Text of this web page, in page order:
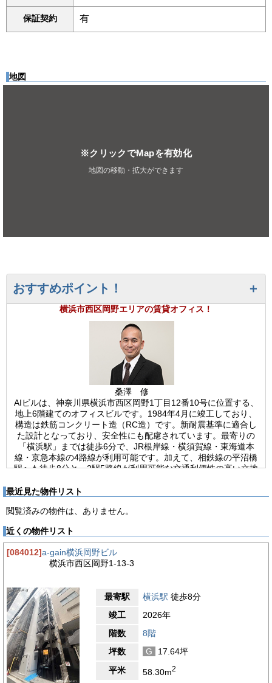
保証契約 有
地図
※クリックでMapを有効化
地図の移動・拡大ができます
おすすめポイント！
横浜市西区岡野エリアの賃貸オフィス！
桑澤 修
AIビルは、神奈川県横浜市西区岡野1丁目12番10号に位置する、
地上6階建てのオフィスビルです。1984年4月に竣工しており、
構造は鉄筋コンクリート造（RC造）です。新耐震基準に適合し
た設計となっており、安全性にも配慮されています。最寄りの
「横浜駅」までは徒歩6分で、JR根岸線・横須賀線・東海道本
線・京急本線の4路線が利用可能です。加えて、相鉄線の平沼橋
駅へも徒歩8分と、2駅5路線が利用可能な交通利便性の高い立地
への移動もスムーズです。設備面においては、空調は個別方式を
執務環境の快適性を重視する企業にとっては、柔軟な運用ができ
海外との時差対応、フレックス制度を採用している企業にも適し
ています。働き方の多様化に対応できる点は、現代のビジネスニ
ーズにマッチした大きな利点といえます。このように、AIビルは
実用的なオフィスビルです。横浜駅周辺で機動性を求める企業に
【周辺ガイド】
AIビルが位置する神奈川県横浜市西区岡野1丁目は、横浜駅西口
エリアからほど近い落ち着いたビジネス環境が広がる一帯です。
周辺は、業務用オフィスビルや中低層マンションが混在する比較
的静かなエリアであり、都心に近い立地でありながらも落ち着い
た雰囲気を保っています。横浜駅周辺の商業エリアからは適度な
距離を保っており、喧騒とは無縁の環境で、集中した業務運営を
行うには理想的なエリアといえます。一方で、利便性も高く、周
最近見た物件リスト
閲覧済みの物件は、ありません。
近くの物件リスト
[084012]a-gain横浜岡野ビル
横浜市西区岡野1-13-3
最寄駅 横浜駅 徒歩8分
竣工
2026年
階数
8階
坪数
G
17.64坪
平米
58.30m2